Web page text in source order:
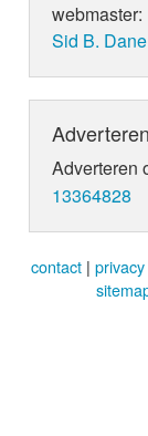
webmaster:
Sid B. Dane
Adverteren
13364828
contact | privacy